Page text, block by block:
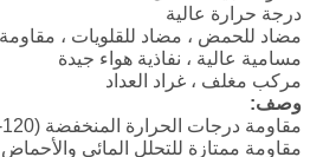
درجة حرارة عالية
مضاد للحمض ، مضاد للقلويات ، مقاومة
مسامية عالية ، نفاذية هواء جيدة
مركب مغلف ، غراد العداد
وصف:
مقاومة درجات الحرارة المنخفضة (120-150 ℃)
مقاومة ممتازة للتحلل المائي والأحماض